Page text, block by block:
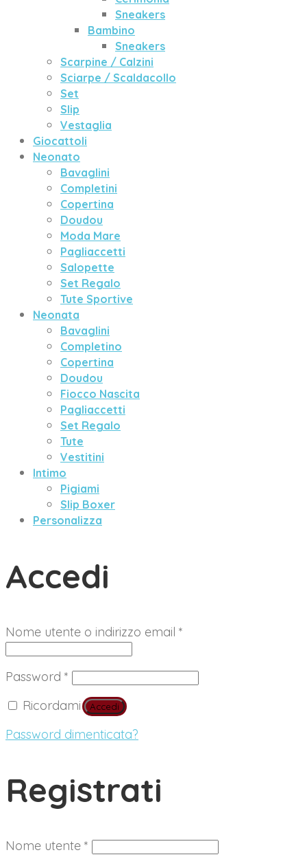
Sneakers
Bambino
Sneakers
Scarpine / Calzini
Sciarpe / Scaldacollo
Set
Slip
Vestaglia
Giocattoli
Neonato
Bavaglini
Completini
Copertina
Doudou
Moda Mare
Pagliaccetti
Salopette
Set Regalo
Tute Sportive
Neonata
Bavaglini
Completino
Copertina
Doudou
Fiocco Nascita
Pagliaccetti
Set Regalo
Tute
Vestitini
Intimo
Pigiami
Slip Boxer
Personalizza
Accedi
Nome utente o indirizzo email *
Password * Richiesto
Ricordami
Accedi
Password dimenticata?
Registrati
Nome utente * Richiesto